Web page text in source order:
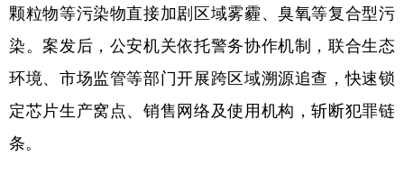
彩票 娱乐 时尚 悦读
公益 一带一路 亚太网 上市公司
文化产业
颗粒物等污染物直接加剧区域雾霾、臭氧等复合型污
染。案发后，公安机关依托警务协作机制，联合生态
环境、市场监管等部门开展跨区域溯源追查，快速锁
定芯片生产窝点、销售网络及使用机构，斩断犯罪链
条。